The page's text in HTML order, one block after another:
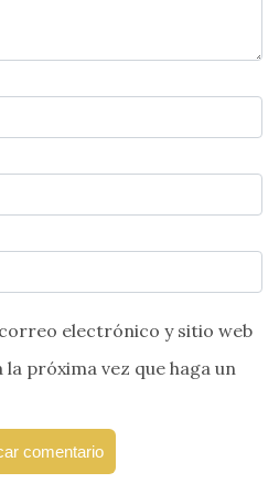
electrónico y sitio web
próxima vez que haga un